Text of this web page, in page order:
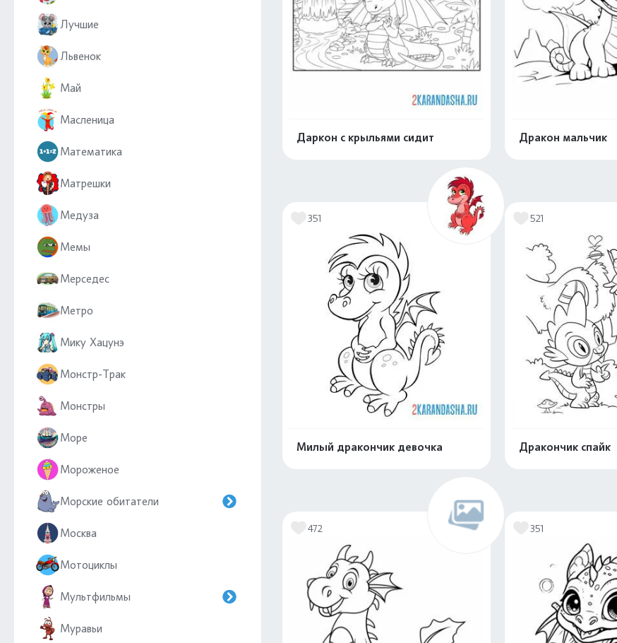
Лучшие
Львенок
Май
Масленица
Математика
Матрешки
Медуза
Мемы
Мерседес
Метро
Мику Хацунэ
Монстр-Трак
Монстры
Море
Мороженое
Морские обитатели
Москва
Мотоциклы
Мультфильмы
Муравьи
Даркон с крыльями сидит Дракон мальчик
351
Милый дракончик девочка
521
Дракончик спайк
472 351